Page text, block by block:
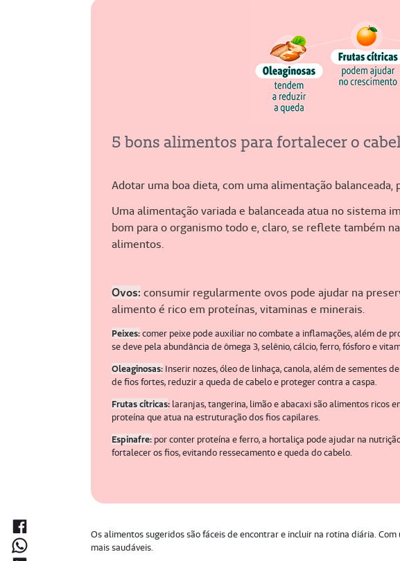
5 bons alimentos para fortalecer o
Adotar uma boa dieta, com uma alimentação
Uma alimentação variada e balanceada atua no sistema
bom para o organismo todo e, claro, se reflete também
alimentos.
Ovos: consumir regularmente ovos pode ajudar na
alimento é rico em proteínas, vitaminas e minerais.
Peixes:comer peixe pode auxiliar no combate a inflamações, além de
se deve pela abundância de ômega 3, selênio, cálcio, ferro, fósforo e
Oleaginosas: Inserir nozes, óleo de linhaça, canola, além de sementes
de fios fortes, reduzir a queda de cabelo e proteger contra a caspa.
Frutas cítricas: laranjas, tangerina, limão e abacaxi são alimentos ricos
proteína que atua na estruturação dos fios capilares.
Espinafre: por conter proteína e ferro, a hortaliça pode ajudar na
fortalecer os fios, evitando ressecamento e queda do cabelo.
Os alimentos sugeridos são fáceis de encontrar e incluir na rotina diária.
mais saudáveis.